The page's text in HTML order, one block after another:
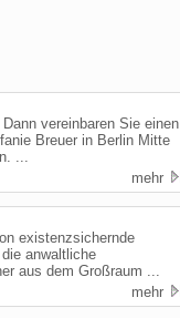
vereinbaren Sie einen
Breuer in Berlin Mitte
...
mehr
existenzsichernde
anwaltliche
aus dem Großraum ...
mehr